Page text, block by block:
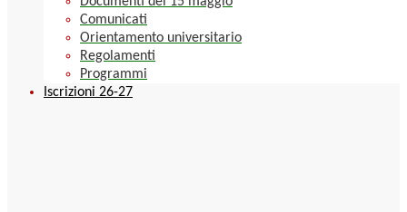
Comunicati
Orientamento universitario
Regolamenti
Programmi
Iscrizioni 26-27